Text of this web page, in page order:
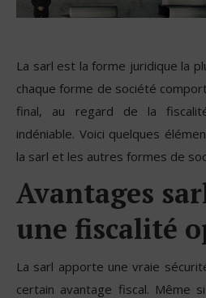
La sarl est la forme juridique la
chaque forme de société
final, au regard de la
indéniable. Voici quelques
la sarl et les autres formes de
Avantages
une fiscalité
La sarl apporte une vraie
certain avantage fiscal. Même